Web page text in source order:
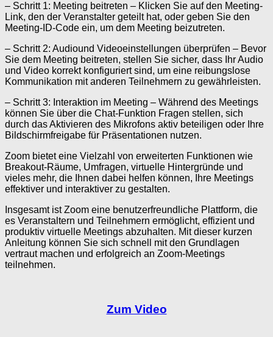
– Schritt 1: Meeting beitreten – Klicken Sie auf den Meeting-
Link, den der Veranstalter geteilt hat, oder geben Sie den
Meeting-ID-Code ein, um dem Meeting beizutreten.
– Schritt 2: Audiound Videoeinstellungen überprüfen – Bevor
Sie dem Meeting beitreten, stellen Sie sicher, dass Ihr Audio
und Video korrekt konfiguriert sind, um eine reibungslose
Kommunikation mit anderen Teilnehmern zu gewährleisten.
– Schritt 3: Interaktion im Meeting – Während des Meetings
können Sie über die Chat-Funktion Fragen stellen, sich
durch das Aktivieren des Mikrofons aktiv beteiligen oder Ihre
Bildschirmfreigabe für Präsentationen nutzen.
Zoom bietet eine Vielzahl von erweiterten Funktionen wie
Breakout-Räume, Umfragen, virtuelle Hintergründe und
vieles mehr, die Ihnen dabei helfen können, Ihre Meetings
effektiver und interaktiver zu gestalten.
Insgesamt ist Zoom eine benutzerfreundliche Plattform, die
es Veranstaltern und Teilnehmern ermöglicht, effizient und
produktiv virtuelle Meetings abzuhalten. Mit dieser kurzen
Anleitung können Sie sich schnell mit den Grundlagen
vertraut machen und erfolgreich an Zoom-Meetings
teilnehmen.
Zum Video